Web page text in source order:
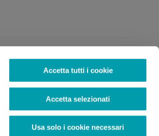
Accetta tutti i cookie
Accetta selezionati
Usa solo i cookie necessari